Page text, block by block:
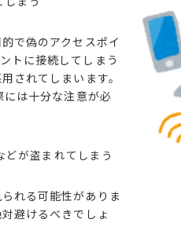
で偽のアクセスポイ
トに接続し てし ま う
されてしまいます。
は十分な注意が必
が盗まれてしまう
れる可能性がありま
避けるべきでしょ